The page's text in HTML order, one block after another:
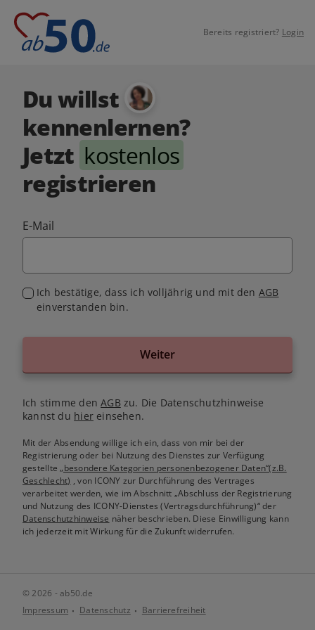
Bereits registriert? Login
Du willst
kennenlernen?
Jetzt kostenlos
registrieren
E-Mail
Ich bestätige, dass ich volljährig und mit den AGB
einverstanden bin.
Weiter
Ich stimme denAGB zu. Die Datenschutzhinweise
kannst du hiereinsehen.
Mit der Absendung willige ich ein, dass von mir bei der
Registrierung oder bei Nutzung des Dienstes zur Verfügung
gestellte„besondere Kategorien personenbezogener Daten“(z.B.
Geschlecht) , von ICONY zur Durchführung des Vertrages
verarbeitet werden, wie im Abschnitt „Abschluss der Registrierung
und Nutzung des ICONY-Dienstes (Vertragsdurchführung)“ der
Datenschutzhinweise näher beschrieben. Diese Einwilligung kann
ich jederzeit mit Wirkung für die Zukunft widerrufen.
© 2026 - ab50.de
Impressum
Datenschutz Barrierefreiheit